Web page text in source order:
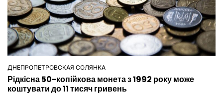
ОПУБЛІКУВАТИ
У
ДНЕПРОПЕТРОВСКАЯ СОЛЯНКА
Рідкісна 50-копійкова монета з 1992 року може
коштувати до 11 тисяч гривень